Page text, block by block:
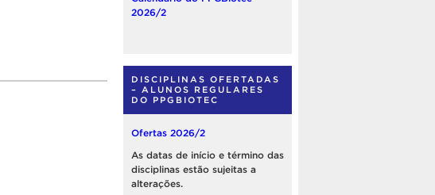
2026/2
DISCIPLINAS OFERTADAS
– ALUNOS REGULARES
DO PPGBIOTEC
Ofertas 2026/2
As datas de início e término das
disciplinas estão sujeitas a
alterações.